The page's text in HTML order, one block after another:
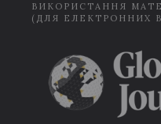
ВИКОРИСТАННЯ
(ДЛЯ ЕЛЕКТРОННИХ